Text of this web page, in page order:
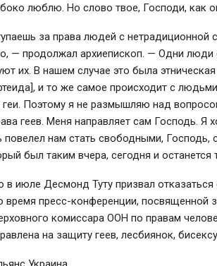
люблю. Но слово твое, Господи, как
за права людей с нетрадиционной
— продолжал архиепископ. — Одни
их. В нашем случае это была
и то же самое происходит с
геи. Поэтому я не размышляю над
геев. Меня направляет сам Господь. Я
повелел нам стать свободными,
был таким вчера, сегодня и останется
в июле Десмонд Туту призвал
время пресс-конференции, посвященной
комиссара ООН по правам
на защиту геев, лесбиянок,